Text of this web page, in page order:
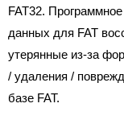
FAT32.
данных для FAT
утерянные из-за
/ удаления /
базе FAT.